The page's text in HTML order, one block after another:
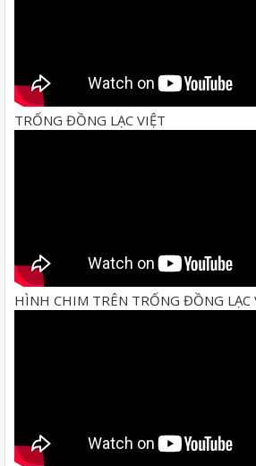
TRỐNG ĐỒNG LẠC VIỆT
HÌNH CHIM TRÊN TRỐNG ĐỒNG LẠC